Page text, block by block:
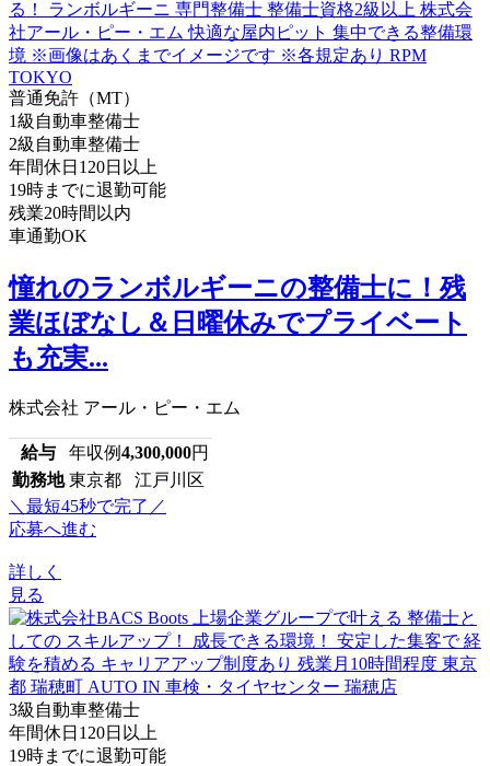
普通免許（MT）
1級自動車整備士
2級自動車整備士
年間休日120日以上
19時までに退勤可能
残業20時間以内
車通勤OK
憧れのランボルギーニの整備士に！残
業ほぼなし＆日曜休みでプライベート
も充実...
株式会社 アール・ピー・エム
給与 年収例4,300,000円
勤務地 東京都 江戸川区
＼最短45秒で完了／
応募へ進む
詳しく
見る
3級自動車整備士
年間休日120日以上
19時までに退勤可能